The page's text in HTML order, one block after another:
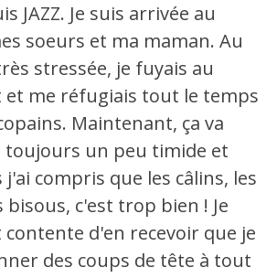
JAZZ. Je suis arrivée au
soeurs et ma maman. Au
stressée, je fuyais au
me réfugiais tout le temps
Maintenant, ça va
toujours un peu timide et
j'ai compris que les câlins, les
bisous, c'est trop bien ! Je
d'en recevoir que je
des coups de tête à tout